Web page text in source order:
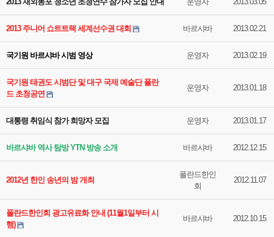
2013 주니어 쇼트트랙 세계선수권 대회 바르샤바 2013.02.21
국기원 바르샤바 시범 영상 운영자 2013.02.19
국기원 태권도 시범단 및 대구 국제 예술단 폴란
드 초청공연
운영자 2013.01.18
대통령 취임식 참가 희망자 모집 운영자 2013.01.17
바르샤바 역사 탐방 YTN 방송 소개 바르샤바 2012.12.15
2012년 한인 송년의 밤 개최
폴란드한인
회
2012.11.07
폴란드한인회 광고유료화 안내 (11월1일부터 시
행)
바르샤바 2012.10.15